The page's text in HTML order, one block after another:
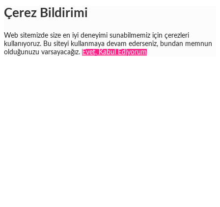
Çerez Bildirimi
Web sitemizde size en iyi deneyimi sunabilmemiz için çerezleri
kullanıyoruz. Bu siteyi kullanmaya devam ederseniz, bundan memnun
olduğunuzu varsayacağız. Evet, Kabul Ediyorum